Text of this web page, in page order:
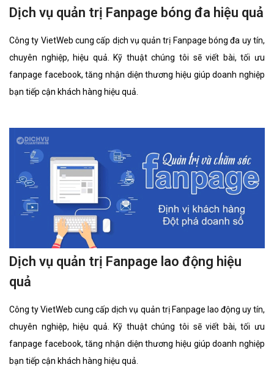
Dịch vụ quản trị Fanpage bóng đa hiệu quả
Công ty VietWeb cung cấp dịch vụ quản trị Fanpage bóng đa uy tín,
chuyên nghiệp, hiệu quả. Kỹ thuật chúng tôi sẽ viết bài, tối ưu
fanpage facebook, tăng nhận diện thương hiệu giúp doanh nghiệp
bạn tiếp cận khách hàng hiệu quả.
Dịch vụ quản trị Fanpage lao động hiệu
quả
Công ty VietWeb cung cấp dịch vụ quản trị Fanpage lao động uy tín,
chuyên nghiệp, hiệu quả. Kỹ thuật chúng tôi sẽ viết bài, tối ưu
fanpage facebook, tăng nhận diện thương hiệu giúp doanh nghiệp
bạn tiếp cận khách hàng hiệu quả.